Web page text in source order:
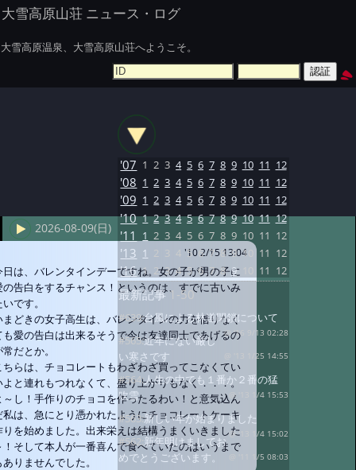
大雪高原山荘 ニュース・ログ
大雪高原温泉、大雪高原山荘へようこそ。
2026-08-09(日)
'10 2/15 13:04
日は、バレンタインデーですね。女の子が男の子に
の告白をするチャンス！というのは、すでに古いみ
です。
まどきの女子高生は、バレンタインの力を借りなく
も愛の告白は出来るそうで今は友達同士であげるの
だとか。
ちらは、チョコレートもわざわざ買ってこなくてい
よと連れもつれなくて、盛り上がりもなく．．．。
～し！手作りのチョコを作ったるわい！と意気込ん
私は、急にとり憑かれたようにチョコレートケーキ
りを始めました。出来栄えは結構うまくいきました
！そして本人が一番喜んで食べていたのはいうまで
ありませんでした。
'07 1 2 3 4 5 6 7 8 9 10 11 12
'08 1 2 3 4 5 6 7 8 9 10 11 12
'09 1 2 3 4 5 6 7 8 9 10 11 12
'10 1 2 3 4 5 6 7 8 9 10 11 12
'11 1 2 3 4 5 6 7 8 9 10 11 12
'13 1 2 3 4 5 6 7 8 9 10 11 12
'16 1 2 3 4 5 6 7 8 9 11 12
最新記事1-50
#639:台風による林道閉鎖について
@ '16 9/13 02:28
#565:近年にない厳し
い寒さです
@ '13 1/25 14:55
#564:人生の中でも１番か２番の猛
吹雪
@ '13 1/4 15:53
#563:新しい年が始まりました
@ '13 1/4 15:02
#562:新年明けましてお
めでとうございます。
@ '11 1/5 08:03